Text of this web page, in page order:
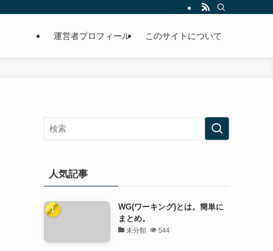
運営者プロフィール このサイトについて
人気記事
WG(ワーキング)とは。簡単に
まとめ。
未分類 544